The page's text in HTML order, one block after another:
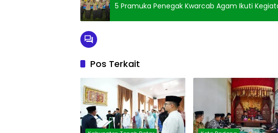
5 Pramuka Penegak Kwarcab Agam Ikuti
Pos Terkait